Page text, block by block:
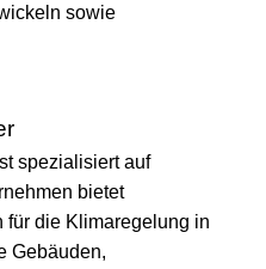
sowie
spezialisiert auf
bietet
für die Klimaregelung in
Gebäuden,